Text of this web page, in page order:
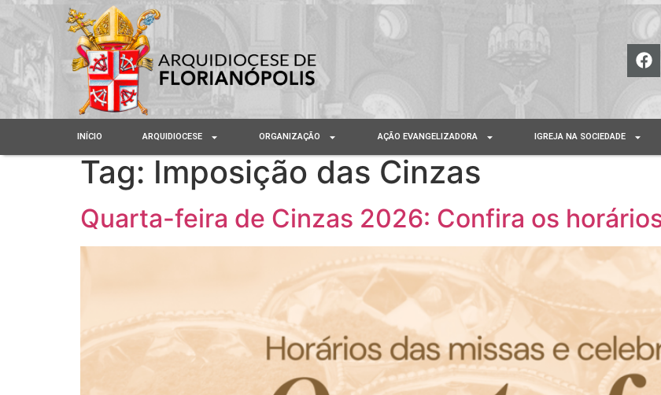
INÍCIO ARQUIDIOCESE ORGANIZAÇÃO AÇÃO EVANGELIZADORA IGREJA NA SOCIEDADE
Tag: Imposição das Cinzas
Quarta-feira de Cinzas 2026: Confira os